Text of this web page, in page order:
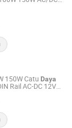
150W Catu Daya
Rail AC-DC 12V
Hdr-60 Hdr-100